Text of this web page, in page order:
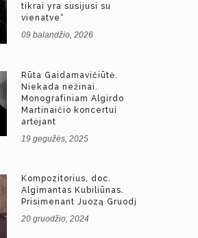
tikrai yra susijusi su
vienatve“
09 balandžio, 2026
Rūta Gaidamavičiūtė.
Niekada nežinai.
Monografiniam Algirdo
Martinaičio koncertui
artėjant
19 gegužės, 2025
Kompozitorius, doc.
Algimantas Kubiliūnas.
Prisimenant Juozą Gruodį
20 gruodžio, 2024